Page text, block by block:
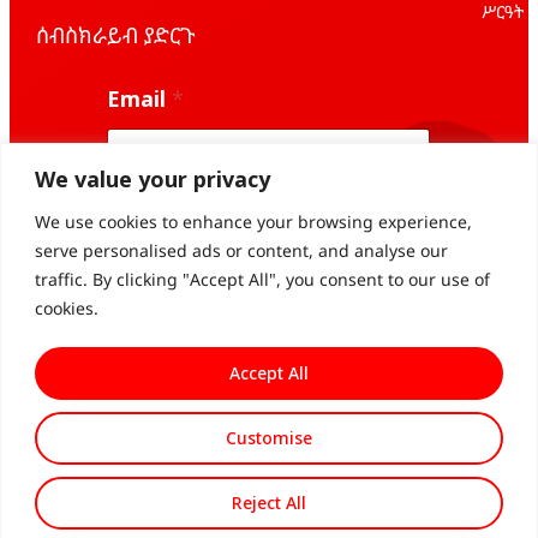
We value your privacy
We use cookies to enhance your browsing experience,
serve personalised ads or content, and analyse our
traffic. By clicking "Accept All", you consent to our use of
cookies.
Customise
Reject All
Accept All
ሥርዓት
ሰብስክራይብ ያድርጉ
m
a
i
l
E
m
a
i
l
Email *
Subscribe
© 2026 All Rights
360ground
የግላዊነት